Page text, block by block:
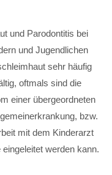
und Parodontitis bei
und Jugendlichen
sehr häufig
oftmals sind die
einer übergeordneten
bzw.
mit dem Kinderarzt
werden kann.